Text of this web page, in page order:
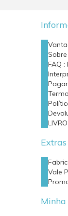
FAQ :
Extras
Vale
Minha